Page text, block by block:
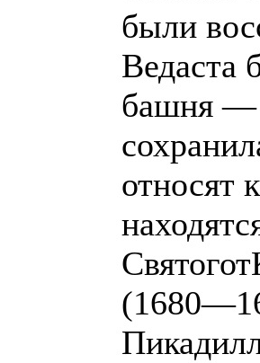
были
Ведаста
башня —
относят